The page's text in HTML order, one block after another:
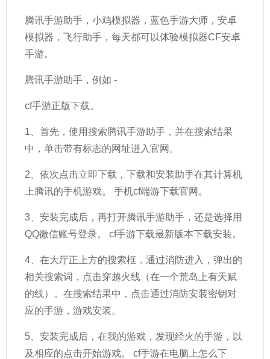
腾讯手游助手，小鸡模拟器，蓝色手游大师，安卓
模拟器，飞行助手，每天都可以体验模拟器CF安卓
手游。
腾讯手游助手，例如 -
cf手游正版下载。
1、首先，使用搜索腾讯手游助手，并在搜索结果
中，单击带有标志的网址进入官网。
2、依次点击立即下载，下载和安装助手在其计算机
上腾讯的手机游戏。 手机cf端游下载官网。
3、安装完成后，再打开腾讯手游助手，还是选择用
QQ微信账号登录。 cf手游下载最新版本下载安装。
4、在大厅正上方的搜索框，通过消防进入，弹出的
相关搜索词，点击穿越火线（在一个荒岛上有天赋
的线）。在搜索结果中，点击通过消防安装密钥对
应的手游，游戏安装。
5、安装完成后，在我的游戏，发现经火的手游，以
及相应的点击开始游戏。 cf手游在电脑上怎么下